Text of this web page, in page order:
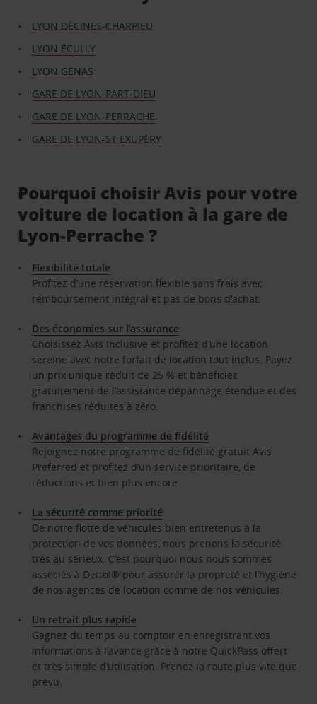
LYON DÉCINES-CHARPIEU
LYON ÉCULLY
LYON GENAS
GARE DE LYON-PART-DIEU
GARE DE LYON-PERRACHE
GARE DE LYON-ST EXUPÉRY
Pourquoi choisir Avis pour votre
voiture de location à la gare de
Lyon-Perrache ?
Flexibilité totale
Profitez d’une réservation flexible sans frais avec
remboursement intégral et pas de bons d’achat.
Des économies sur l’assurance
Choisissez Avis Inclusive et profitez d’une location
sereine avec notre forfait de location tout inclus. Payez
un prix unique réduit de 25 % et bénéficiez
gratuitement de l’assistance dépannage étendue et des
franchises réduites à zéro.
Avantages du programme de fidélité
Rejoignez notre programme de fidélité gratuit Avis
Preferred et profitez d’un service prioritaire, de
réductions et bien plus encore
La sécurité comme priorité
De notre flotte de véhicules bien entretenus à la
protection de vos données, nous prenons la sécurité
très au sérieux. C’est pourquoi nous nous sommes
associés à Dettol® pour assurer la propreté et l’hygiène
de nos agences de location comme de nos véhicules.
Un retrait plus rapide
Gagnez du temps au comptoir en enregistrant vos
informations à l’avance grâce à notre QuickPass offert
et très simple d’utilisation. Prenez la route plus vite que
prévu.